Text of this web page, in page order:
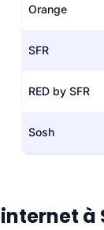
Orange
SFR
RED by SFR
Sosh